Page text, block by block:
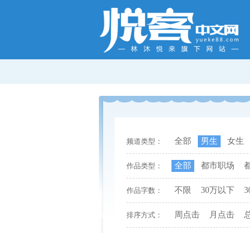
频道类型： 全部 男生 女生
作品类型： 全部 都市职场
作品字数： 不限 30万以下
排序方式： 周点击 月点击